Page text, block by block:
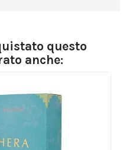
questo
anche: